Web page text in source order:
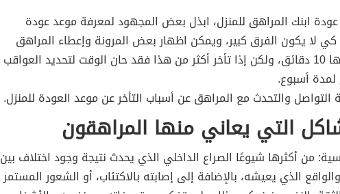
ابنك المراهق للمنزل، ابذل بعض المجهود لمعرفة موعد عودة
كي لا يكون الفرق كبير، ويمكن اظهار بعض المرونة وإعطاء المراهق
فترة سماح مدتها 10 دقائق، ولكن إذا تأخر أكثر من هذا فقد حان الوقت لتحديد العواقب
أسبوع.
والتحدث مع المراهق عن أسباب التأخر عن موعد العودة للمنزل.
التي يعاني منها المراهقون
من أكثرها شيوعًا الصراع الداخلي الذي يحدث نتيجة وجود اختلاف بين
الذي يعيشه، بالإضافة إلى إصابته بالاكتئاب، أو الشعور المستمر